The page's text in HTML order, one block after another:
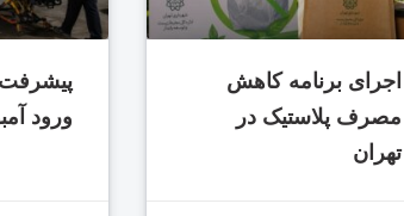
اجرای برنامه کاهش
مصرف پلاستیک در
تهران
پیشرفت
ورود